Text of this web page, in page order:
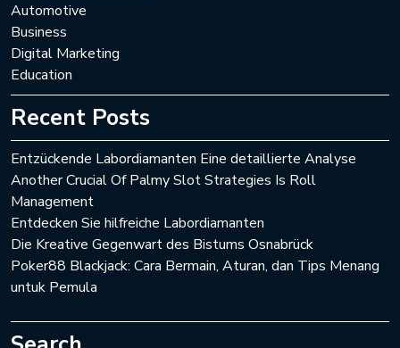
Automotive
Business
Digital Marketing
Education
Recent Posts
Entzückende Labordiamanten Eine detaillierte Analyse
Another Crucial Of Palmy Slot Strategies Is Roll
Management
Entdecken Sie hilfreiche Labordiamanten
Die Kreative Gegenwart des Bistums Osnabrück
Poker88 Blackjack: Cara Bermain, Aturan, dan Tips Menang
untuk Pemula